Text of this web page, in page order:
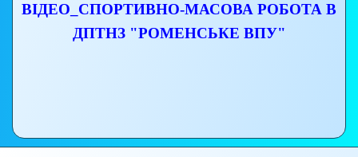
ВІДЕО_СПОРТИВНО-МАСОВА РОБОТА В
ДПТНЗ "РОМЕНСЬКЕ ВПУ"